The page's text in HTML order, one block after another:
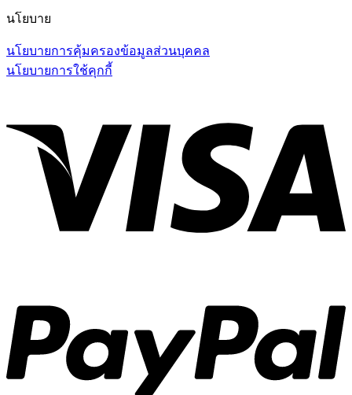
นโยบาย
นโยบายการคุ้มครองข้อมูลส่วนบุคคล
นโยบายการใช้คุกกี้